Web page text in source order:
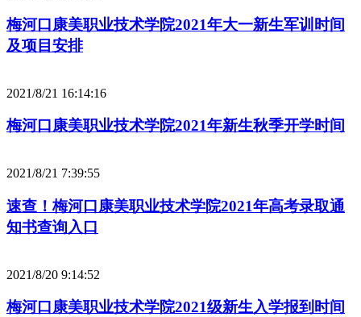
梅河口康美职业技术学院2021年大一新生军训时间
及项目安排
2021/8/21 16:14:16
梅河口康美职业技术学院2021年新生秋季开学时间
2021/8/21 7:39:55
速查！梅河口康美职业技术学院2021年高考录取通
知书查询入口
2021/8/20 9:14:52
梅河口康美职业技术学院2021级新生入学报到时间